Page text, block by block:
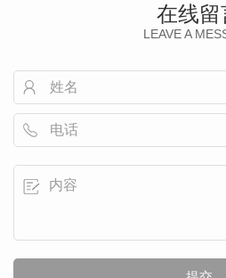
在线留
LEAVE A